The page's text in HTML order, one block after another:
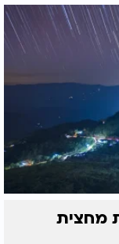
אותו אוויר
היינו. אם
רשות או
לכל
שם.
מחצית